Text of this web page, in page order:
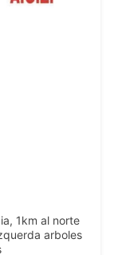
1km al norte
arboles